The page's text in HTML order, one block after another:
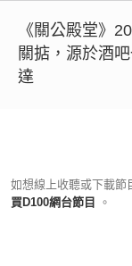
《關公殿堂》
關掂，源於酒
達
如想線上收聽或下載節
買D100網台節目
。